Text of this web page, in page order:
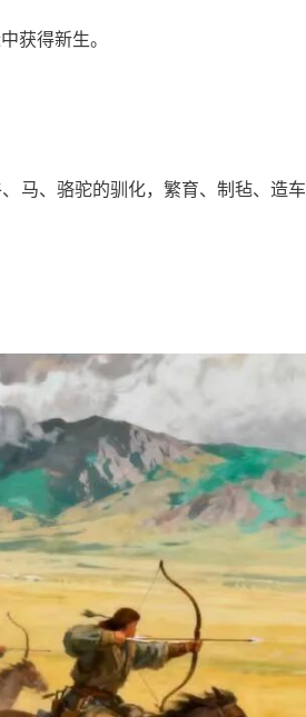
获得新生。
马、骆驼的驯化，繁育、制毡、造车